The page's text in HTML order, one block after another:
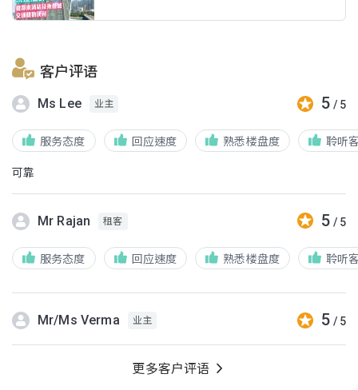
客户评语
Ms Lee 业主 5 / 5
服务态度 回应速度 熟悉楼盘度 聆听
可靠
Mr Rajan 租客 5 / 5
服务态度 回应速度 熟悉楼盘度 聆听
Mr/Ms Verma 业主 5 / 5
更多客户评语